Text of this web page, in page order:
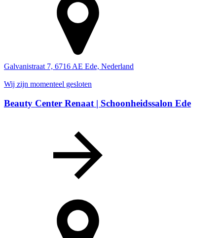
Galvanistraat 7, 6716 AE Ede, Nederland
Wij zijn momenteel gesloten
Beauty Center Renaat | Schoonheidssalon Ede